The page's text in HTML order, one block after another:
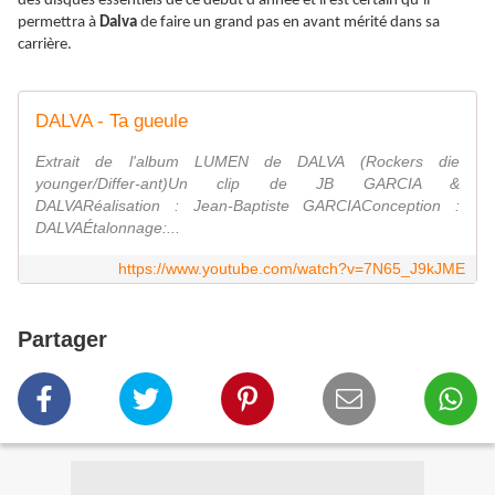
permettra à Dalva de faire un grand pas en avant mérité dans sa
carrière.
DALVA - Ta gueule
Extrait de l'album LUMEN de DALVA (Rockers die
younger/Differ-ant)Un clip de JB GARCIA &
DALVARéalisation : Jean-Baptiste GARCIAConception :
DALVAÉtalonnage:...
https://www.youtube.com/watch?v=7N65_J9kJME
Partager